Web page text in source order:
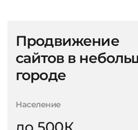
Продвижение
сайтов в
городе
Население